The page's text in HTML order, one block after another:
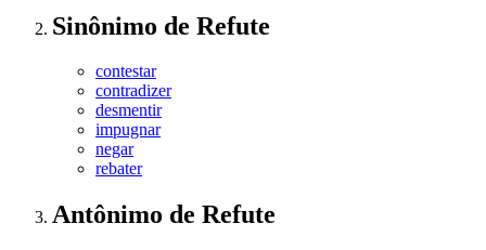
Sinônimo de Refute
contestar
contradizer
desmentir
impugnar
negar
rebater
Antônimo de Refute